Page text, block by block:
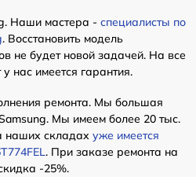
Наши мастера - специалисты по
. Восстановить модель
не будет новой задачей. На все
нас имеется гарантия.
ремонта. Мы большая
Мы имеем более 20 тыс.
наших складах уже имеется
. При заказе ремонта на
-25%.